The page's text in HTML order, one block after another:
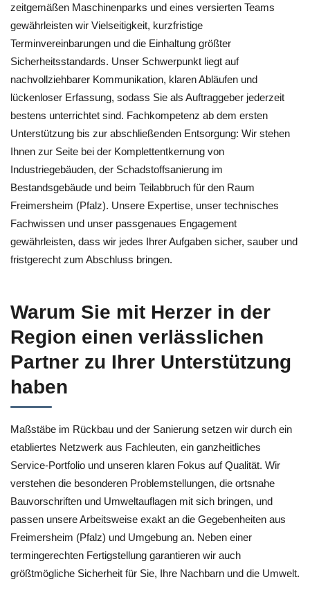
zeitgemäßen Maschinenparks und eines versierten Teams
gewährleisten wir Vielseitigkeit, kurzfristige
Terminvereinbarungen und die Einhaltung größter
Sicherheitsstandards. Unser Schwerpunkt liegt auf
nachvollziehbarer Kommunikation, klaren Abläufen und
lückenloser Erfassung, sodass Sie als Auftraggeber jederzeit
bestens unterrichtet sind. Fachkompetenz ab dem ersten
Unterstützung bis zur abschließenden Entsorgung: Wir stehen
Ihnen zur Seite bei der Komplettentkernung von
Industriegebäuden, der Schadstoffsanierung im
Bestandsgebäude und beim Teilabbruch für den Raum
Freimersheim (Pfalz). Unsere Expertise, unser technisches
Fachwissen und unser passgenaues Engagement
gewährleisten, dass wir jedes Ihrer Aufgaben sicher, sauber und
fristgerecht zum Abschluss bringen.
Warum Sie mit Herzer in der
Region einen verlässlichen
Partner zu Ihrer Unterstützung
haben
Maßstäbe im Rückbau und der Sanierung setzen wir durch ein
etabliertes Netzwerk aus Fachleuten, ein ganzheitliches
Service-Portfolio und unseren klaren Fokus auf Qualität. Wir
verstehen die besonderen Problemstellungen, die ortsnahe
Bauvorschriften und Umweltauflagen mit sich bringen, und
passen unsere Arbeitsweise exakt an die Gegebenheiten aus
Freimersheim (Pfalz) und Umgebung an. Neben einer
termingerechten Fertigstellung garantieren wir auch
größtmögliche Sicherheit für Sie, Ihre Nachbarn und die Umwelt.